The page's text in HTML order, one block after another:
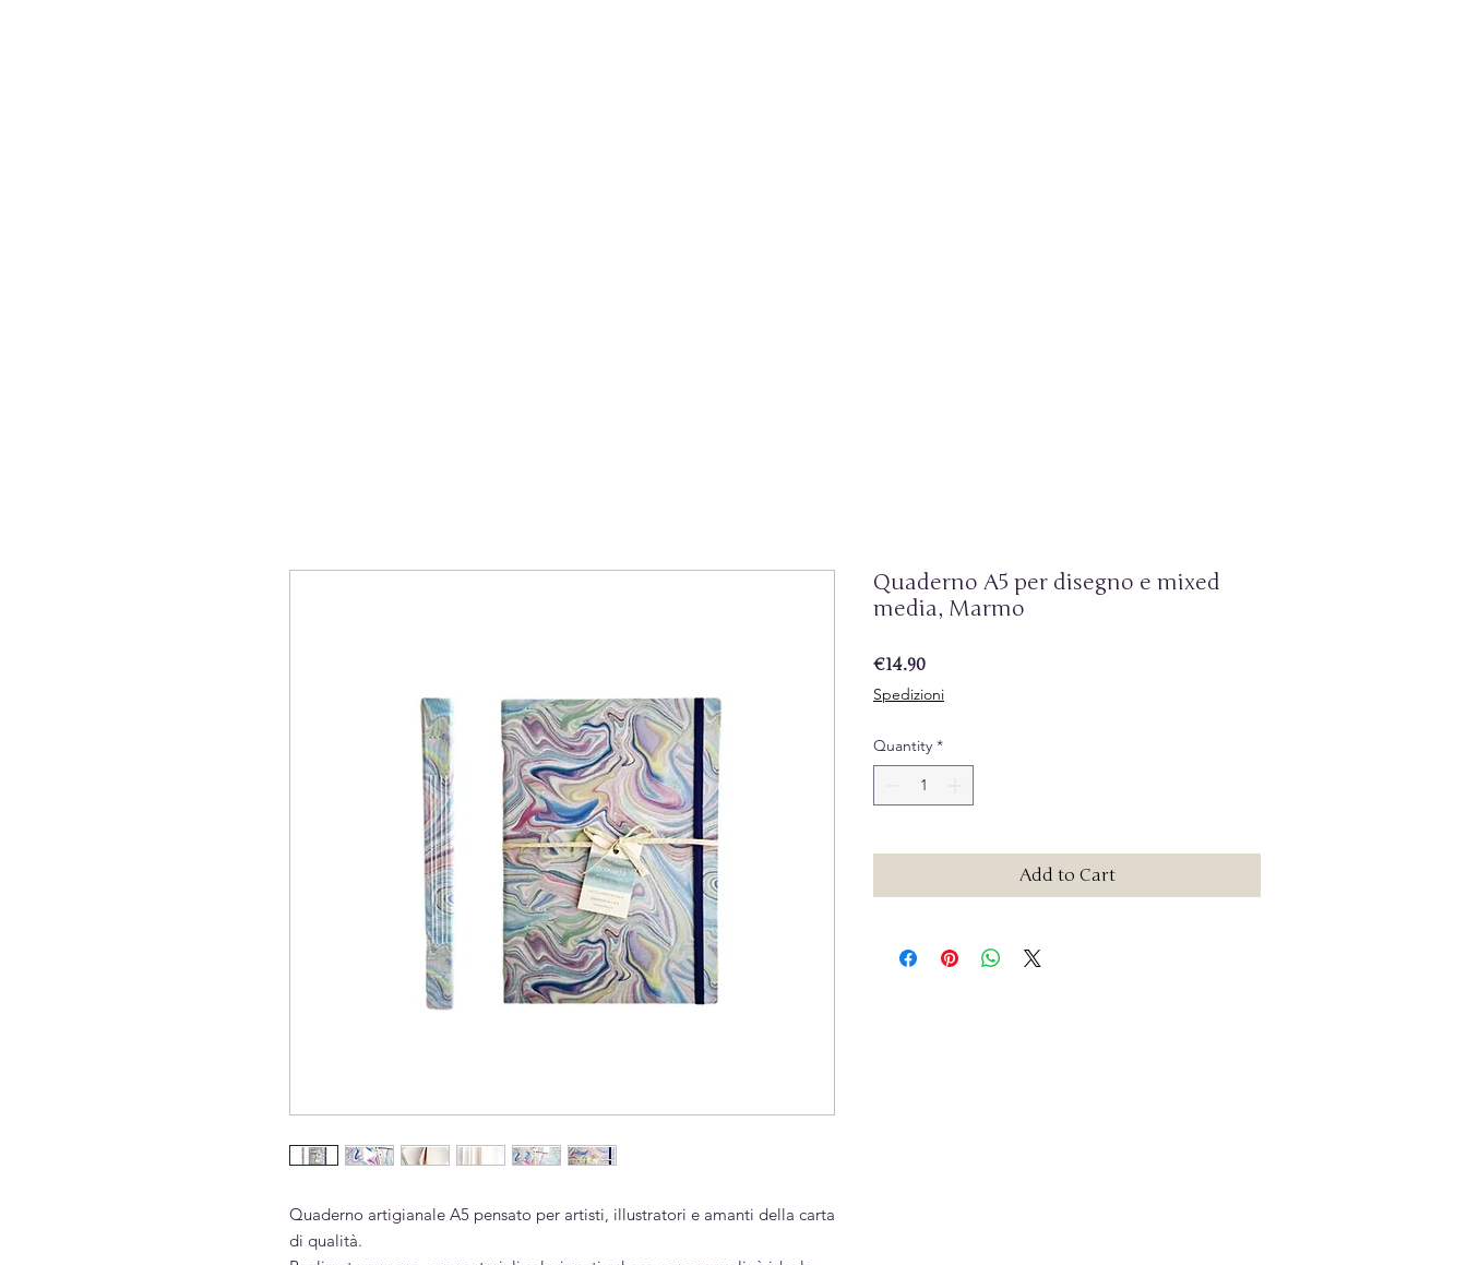
Quaderno artigianale A5 pensato per artisti, illustratori e amanti della carta
di qualità.
Quaderno A5 per disegno e mixed
media, Marmo
€14.90Price
Spedizioni
Quantity *
Add to Cart